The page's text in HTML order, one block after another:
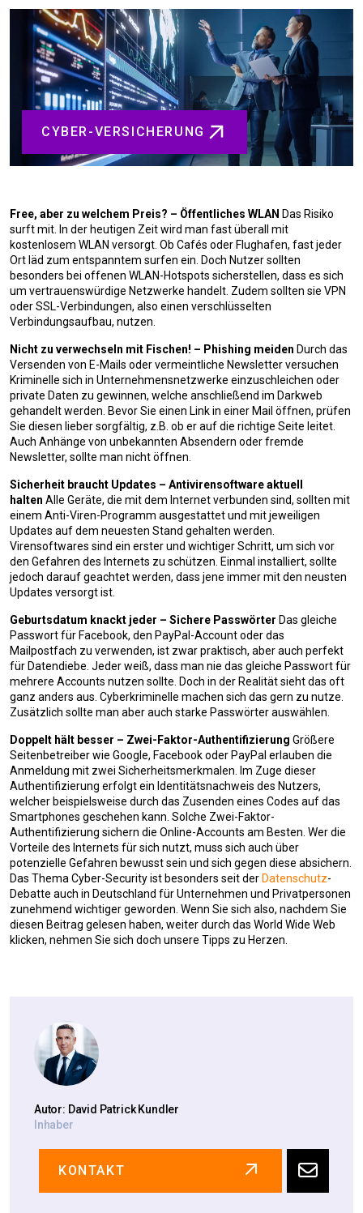
CYBER-VERSICHERUNG
Free, aber zu welchem Preis? – Öffentliches WLAN Das Risiko
surft mit. In der heutigen Zeit wird man fast überall mit
kostenlosem WLAN versorgt. Ob Cafés oder Flughafen, fast jeder
Ort läd zum entspanntem surfen ein. Doch Nutzer sollten
besonders bei offenen WLAN-Hotspots sicherstellen, dass es sich
um vertrauenswürdige Netzwerke handelt. Zudem sollten sie VPN
oder SSL-Verbindungen, also einen verschlüsselten
Verbindungsaufbau, nutzen.
Nicht zu verwechseln mit Fischen! – Phishing meiden Durch das
Versenden von E-Mails oder vermeintliche Newsletter versuchen
Kriminelle sich in Unternehmensnetzwerke einzuschleichen oder
private Daten zu gewinnen, welche anschließend im Darkweb
gehandelt werden. Bevor Sie einen Link in einer Mail öffnen, prüfen
Sie diesen lieber sorgfältig, z.B. ob er auf die richtige Seite leitet.
Auch Anhänge von unbekannten Absendern oder fremde
Newsletter, sollte man nicht öffnen.
Sicherheit braucht Updates – Antivirensoftware aktuell
halten Alle Geräte, die mit dem Internet verbunden sind, sollten mit
einem Anti-Viren-Programm ausgestattet und mit jeweiligen
Updates auf dem neuesten Stand gehalten werden.
Virensoftwares sind ein erster und wichtiger Schritt, um sich vor
den Gefahren des Internets zu schützen. Einmal installiert, sollte
jedoch darauf geachtet werden, dass jene immer mit den neusten
Updates versorgt ist.
Geburtsdatum knackt jeder – Sichere Passwörter Das gleiche
Passwort für Facebook, den PayPal-Account oder das
Mailpostfach zu verwenden, ist zwar praktisch, aber auch perfekt
für Datendiebe. Jeder weiß, dass man nie das gleiche Passwort für
mehrere Accounts nutzen sollte. Doch in der Realität sieht das oft
ganz anders aus. Cyberkriminelle machen sich das gern zu nutze.
Zusätzlich sollte man aber auch starke Passwörter auswählen.
Doppelt hält besser – Zwei-Faktor-Authentifizierung Größere
Seitenbetreiber wie Google, Facebook oder PayPal erlauben die
Anmeldung mit zwei Sicherheitsmerkmalen. Im Zuge dieser
Authentifizierung erfolgt ein Identitätsnachweis des Nutzers,
welcher beispielsweise durch das Zusenden eines Codes auf das
Smartphones geschehen kann. Solche Zwei-Faktor-
Authentifizierung sichern die Online-Accounts am Besten. Wer die
Vorteile des Internets für sich nutzt, muss sich auch über
potenzielle Gefahren bewusst sein und sich gegen diese absichern.
Das Thema Cyber-Security ist besonders seit der Datenschutz-
Debatte auch in Deutschland für Unternehmen und Privatpersonen
zunehmend wichtiger geworden. Wenn Sie sich also, nachdem Sie
diesen Beitrag gelesen haben, weiter durch das World Wide Web
klicken, nehmen Sie sich doch unsere Tipps zu Herzen.
Autor: David Patrick Kundler
Inhaber
KONTAKT